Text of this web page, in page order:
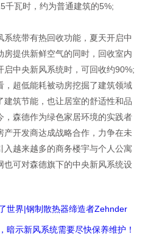
千瓦时，约为普通建筑的5%;
统带有热回收功能，夏天开启中
房提供新鲜空气的同时，回收室内
启中央新风系统时，可回收约90%;
超低能耗被动房挖掘了建筑领域
建筑节能，也让居室的舒适性和品
，森德作为绿色家居环境的实践者
产开发商达成战略合作，力争在未
入越来越多的商务楼宇与个人公寓
也可对森德旗下的中央新风系统设
世界|钢制散热器缔造者Zehnder
暗示新风系统需要尽快保养维护！